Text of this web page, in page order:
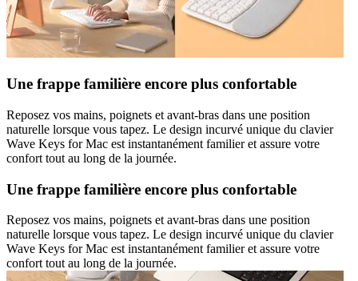
Une frappe familière encore plus confortable
Reposez vos mains, poignets et avant-bras dans une position
naturelle lorsque vous tapez. Le design incurvé unique du clavier
Wave Keys for Mac est instantanément familier et assure votre
confort tout au long de la journée.
Une frappe familière encore plus confortable
Reposez vos mains, poignets et avant-bras dans une position
naturelle lorsque vous tapez. Le design incurvé unique du clavier
Wave Keys for Mac est instantanément familier et assure votre
confort tout au long de la journée.